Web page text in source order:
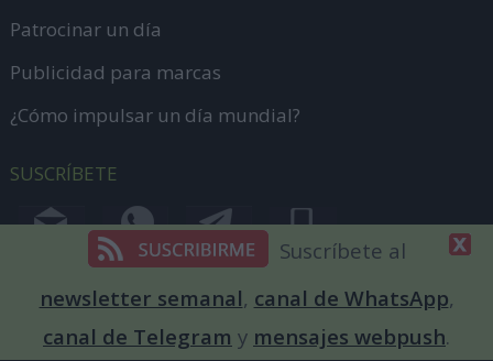
Patrocinar un día
Publicidad para marcas
¿Cómo impulsar un día mundial?
SUSCRÍBETE
CONTACTA
Envíanos información
Suscríbete al
newsletter semanal, canal de WhatsApp,
canal de Telegram y mensajes webpush.